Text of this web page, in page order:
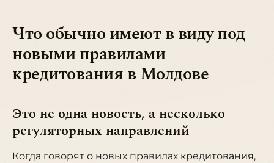
Что обычно имеют в виду под
новыми правилами
кредитования в Молдове
Это не одна новость, а несколько
регуляторных направлений
Когда говорят о новых правилах кредитования,